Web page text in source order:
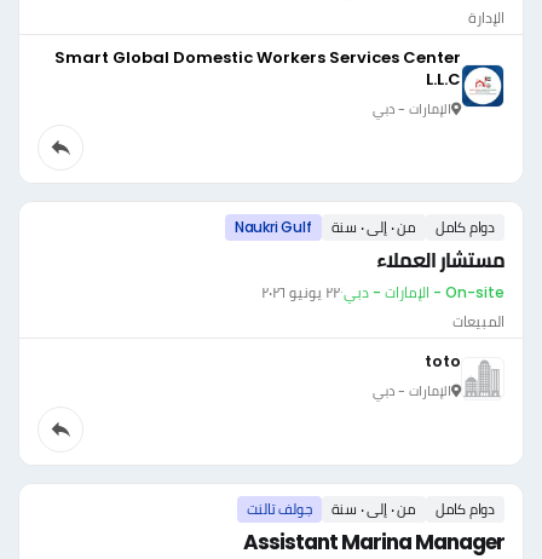
الإدارة
Smart Global Domestic Workers Services Center
L.L.C
الإمارات - دبي
دوام كامل من ٠ إلى ٠ سنة Naukri Gulf
مستشار العملاء
On-site - الإمارات - دبي ·٢٢ يونيو ٢٠٢٦
المبيعات
toto
الإمارات - دبي
دوام كامل من ٠ إلى ٠ سنة جولف تالنت
Assistant Marina Manager